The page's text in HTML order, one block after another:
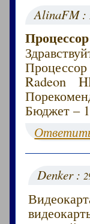
AlinaFM :
Radeon
Бюджет –
Denker :